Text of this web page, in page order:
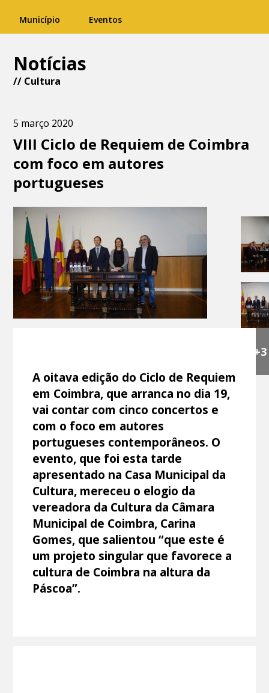
Município Eventos
Notícias
// Cultura
5 março 2020
VIII Ciclo de Requiem de Coimbra
com foco em autores
portugueses
+3
A oitava edição do Ciclo de Requiem
em Coimbra, que arranca no dia 19,
vai contar com cinco concertos e
com o foco em autores
portugueses contemporâneos. O
evento, que foi esta tarde
apresentado na Casa Municipal da
Cultura, mereceu o elogio da
vereadora da Cultura da Câmara
Municipal de Coimbra, Carina
Gomes, que salientou “que este é
um projeto singular que favorece a
cultura de Coimbra na altura da
Páscoa”.